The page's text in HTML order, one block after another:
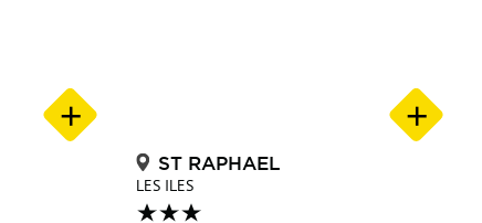
ST RAPHAEL
LES ILES